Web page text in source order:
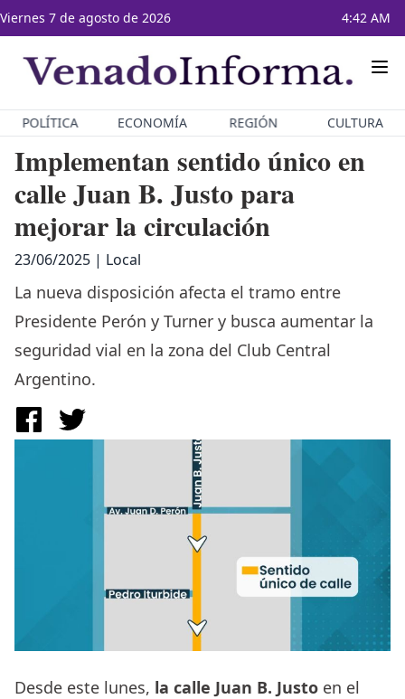
Viernes 7 de agosto de 2026 4:42 AM
POLÍTICA ECONOMÍA REGIÓN CULTURA
Implementan sentido único en
calle Juan B. Justo para
mejorar la circulación
23/06/2025 | Local
La nueva disposición afecta el tramo entre
Presidente Perón y Turner y busca aumentar la
seguridad vial en la zona del Club Central
Argentino.
Desde este lunes, la calle Juan B. Justo en el